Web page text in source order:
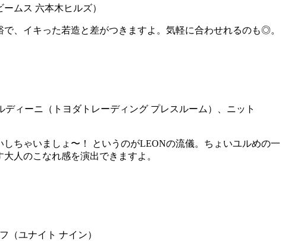
、イキった若造と差がつきますよ。気軽に合わせれるのも◎。
ちゃいましょ〜！ というのがLEONの流儀。ちょいユルめの一
人のこなれ感を演出できますよ。